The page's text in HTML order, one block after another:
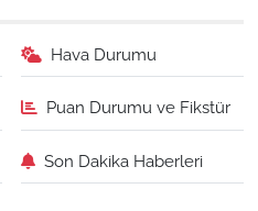
Hava Durumu
Puan Durumu ve Fikstür
Son Dakika Haberleri